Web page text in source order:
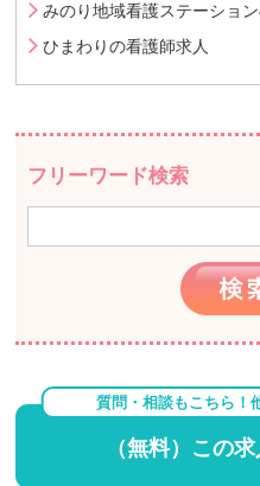
みのり地域看護ステーショ
ひまわりの看護師求人
フリーワード検索
質問・相談もこちら！
（無料）この